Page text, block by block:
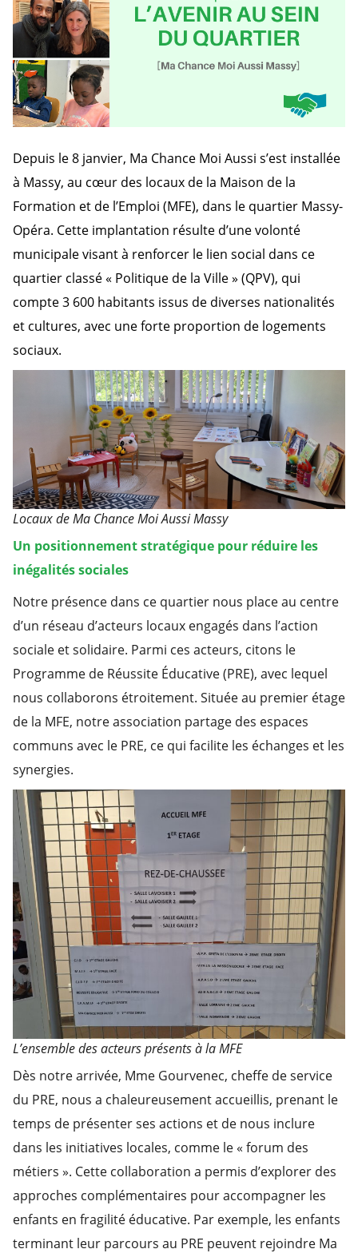
Depuis le 8 janvier, Ma Chance Moi Aussi s’est installée
à Massy, au cœur des locaux de la Maison de la
Formation et de l’Emploi (MFE), dans le quartier Massy-
Opéra. Cette implantation résulte d’une volonté
municipale visant à renforcer le lien social dans ce
quartier classé « Politique de la Ville » (QPV), qui
compte 3 600 habitants issus de diverses nationalités
et cultures, avec une forte proportion de logements
sociaux.
Locaux de Ma Chance Moi Aussi Massy
Un positionnement stratégique pour réduire les
inégalités sociales
Notre présence dans ce quartier nous place au centre
d’un réseau d’acteurs locaux engagés dans l’action
sociale et solidaire. Parmi ces acteurs, citons le
Programme de Réussite Éducative (PRE), avec lequel
nous collaborons étroitement. Située au premier étage
de la MFE, notre association partage des espaces
communs avec le PRE, ce qui facilite les échanges et les
synergies.
L’ensemble des acteurs présents à la MFE
Dès notre arrivée, Mme Gourvenec, cheffe de service
du PRE, nous a chaleureusement accueillis, prenant le
temps de présenter ses actions et de nous inclure
dans les initiatives locales, comme le « forum des
métiers ». Cette collaboration a permis d’explorer des
approches complémentaires pour accompagner les
enfants en fragilité éducative. Par exemple, les enfants
terminant leur parcours au PRE peuvent rejoindre Ma